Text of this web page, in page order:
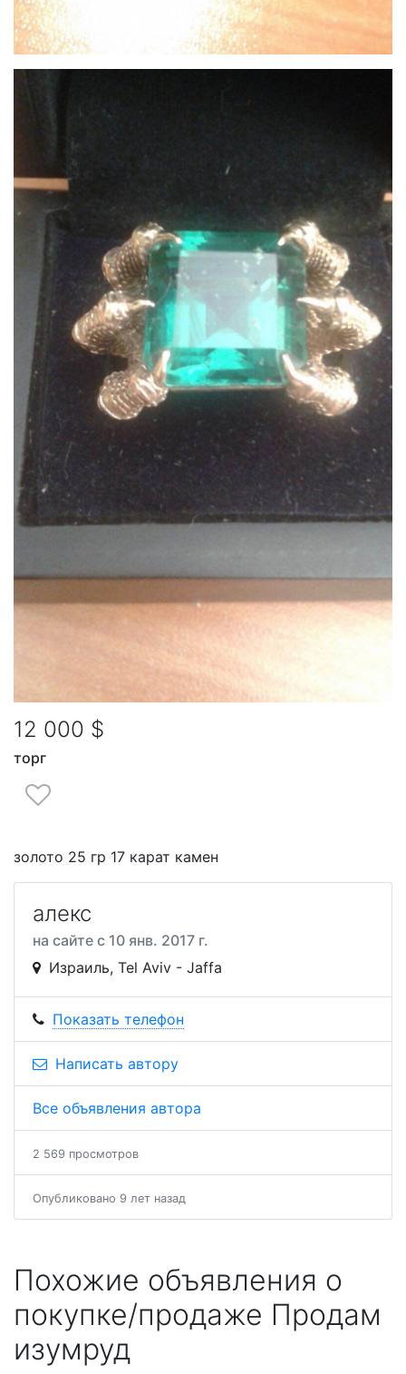
12 000 $
торг
золото 25 гр 17 карат камен
алекс
на сайте с 10 янв. 2017 г.
Израиль, Tel Aviv - Jaffa
Показать телефон
Написать автору
Все объявления автора
2 569 просмотров
Опубликовано 9 лет назад
Похожие объявления о
покупке/продаже Продам
изумруд